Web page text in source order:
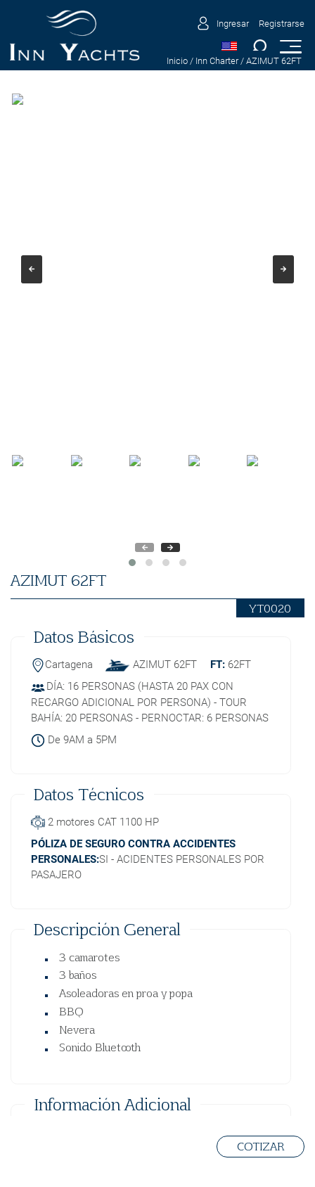
Ingresar Registrarse
Inicio / Inn Charter / AZIMUT 62FT
AZIMUT 62FT
YT0020
Datos Básicos
Cartagena AZIMUT 62FT FT:62FT
DÍA: 16 PERSONAS (HASTA 20 PAX CON
RECARGO ADICIONAL POR PERSONA) - TOUR
BAHÍA: 20 PERSONAS - PERNOCTAR: 6 PERSONAS
De 9AM a 5PM
Datos Técnicos
2 motores CAT 1100 HP
PÓLIZA DE SEGURO CONTRA ACCIDENTES
PERSONALES:SI - ACIDENTES PERSONALES POR
PASAJERO
Descripción General
3 camarotes
3 baños
Asoleadoras en proa y popa
BBQ
Nevera
Sonido Bluetooth
Información Adicional
COTIZAR